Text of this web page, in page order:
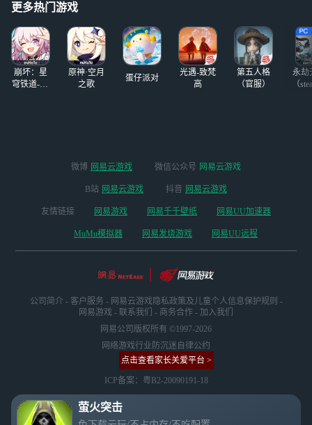
萤火突击
更多热门游戏
崩坏：星
穹铁道-4.4
原神·空月
之歌
蛋仔派对
光遇-致梵
高
第五人格
（官服）
永劫
（
微博 网易云游戏 微信公众号 网易云游戏
B站 网易云游戏 抖音 网易云游戏
友情链接 网易游戏 网易千千壁纸 网易UU加速器
MuMu模拟器 网易发烧游戏 网易UU远程
公司简介 - 客户服务 - 网易云游戏隐私政策及儿童个人信息保护规则 -
网易游戏 - 联系我们 - 商务合作 - 加入我们
网易公司版权所有 ©1997-2026
网络游戏行业防沉迷自律公约
点击查看家长关爱平台 >
ICP备案：粤B2-20090191-18